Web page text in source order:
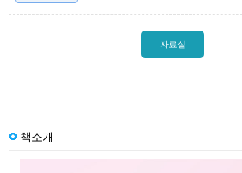
자료실
책소개